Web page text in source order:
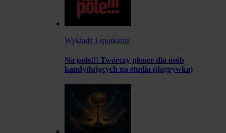
Wykłady i spotkania
Na pole!!! Twórczy plener dla osób
kandydujących na studia (dogrywka)